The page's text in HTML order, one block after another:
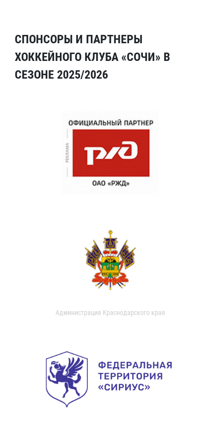
СПОНСОРЫ И ПАРТНЕРЫ
ХОККЕЙНОГО КЛУБА «СОЧИ» В
СЕЗОНЕ 2025/2026
Администрация Краснодарского края